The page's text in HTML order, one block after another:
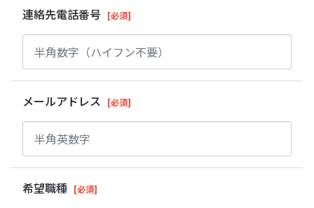
連絡先電話番号 [必須]
メールアドレス [必須]
希望職種 [必須]